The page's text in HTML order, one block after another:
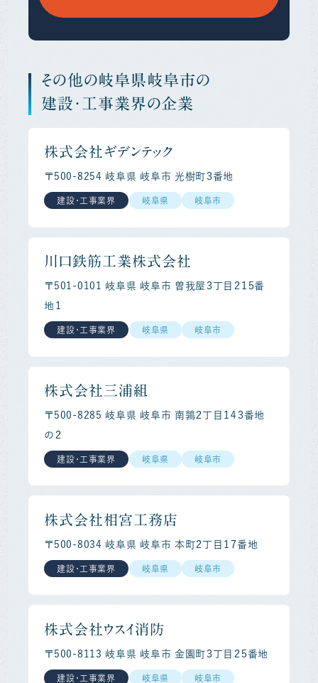
その他の岐阜県岐阜市の
建設・工事業界の企業
株式会社ギデンテック
〒500-8254 岐阜県 岐阜市 光樹町３番地
建設・工事業界 岐阜県 岐阜市
川口鉄筋工業株式会社
〒501-0101 岐阜県 岐阜市 曽我屋３丁目２１５番
地１
建設・工事業界 岐阜県 岐阜市
株式会社三浦組
〒500-8285 岐阜県 岐阜市 南鶉２丁目１４３番地
の２
建設・工事業界 岐阜県 岐阜市
株式会社相宮工務店
〒500-8034 岐阜県 岐阜市 本町２丁目１７番地
建設・工事業界 岐阜県 岐阜市
株式会社ウスイ消防
〒500-8113 岐阜県 岐阜市 金園町３丁目２５番地
建設・工事業界 岐阜県 岐阜市